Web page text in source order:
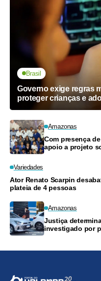
Brasil
Governo exige regras
proteger crianças e
Amazonas
Com presença
apoio a projeto
Variedades
Ator Renato Scarpin
plateia de 4 pessoas
Amazonas
Justiça
investigado por